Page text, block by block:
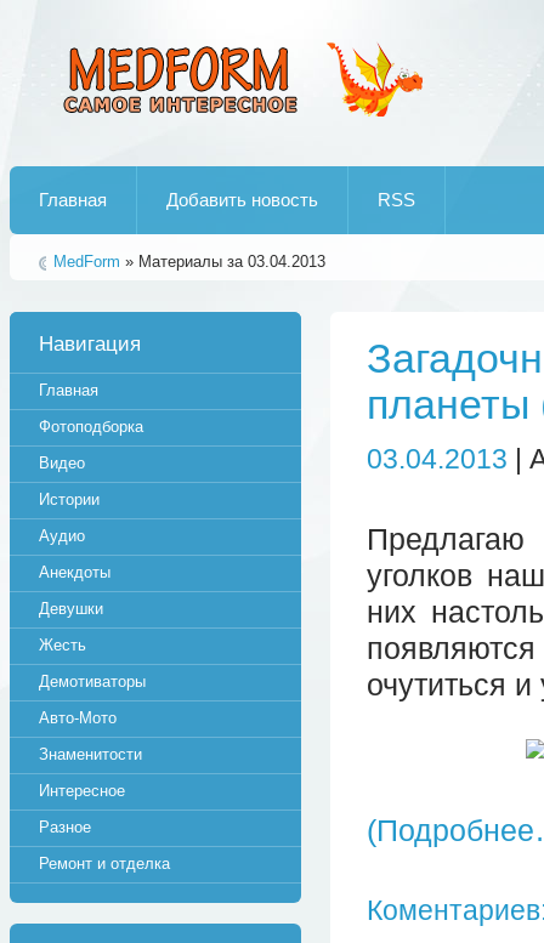
Главная Добавить новость RSS
MedForm » Материалы за 03.04.2013
планеты
03.04.2013 |
Предлагаю
уголков
них
очутиться
Навигация
Главная
Фотоподборка
Видео
Истории
Аудио
Анекдоты
Девушки
Жесть
Демотиваторы
Авто-Мото
Знаменитости
Интересное
Разное
Ремонт и отделка